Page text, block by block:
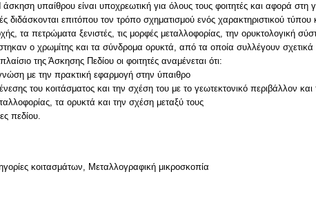
υπαίθρου είναι υποχρεωτική για όλους τους φοιτητές και αφορά
διδάσκονται επιτόπου τον τρόπο σχηματισμού ενός χαρακτηριστικού
τα πετρώματα ξενιστές, τις μορφές μεταλλοφορίας, την ορυκτολογική
ο χρωμίτης και τα σύνδρομα ορυκτά, από τα οποία συλλέγουν σχετικά
της Άσκησης Πεδίου οι φοιτητές αναμένεται ότι:
με την πρακτική εφαρμογή στην ύπαιθρο
του κοιτάσματος και την σχέση του με το γεωτεκτονικό περιβάλλον και
τα ορυκτά και την σχέση μεταξύ τους
πεδίου.
κοιτασμάτων, Μεταλλογραφική μικροσκοπία